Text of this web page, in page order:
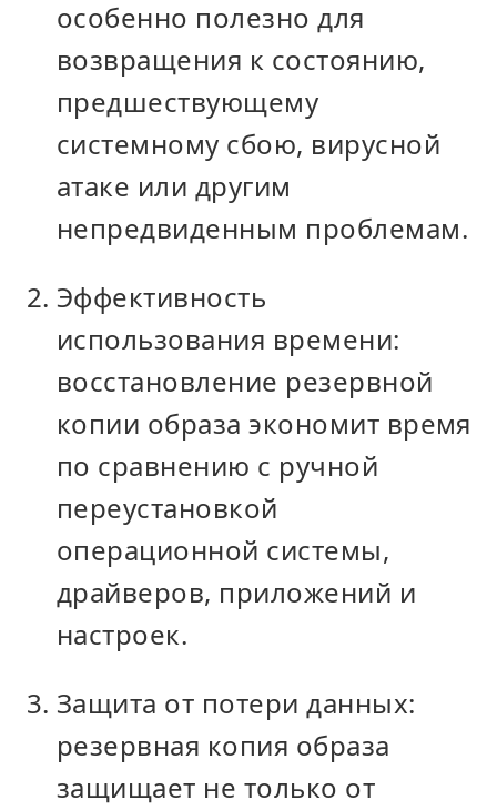
особенно полезно для
возвращения к состоянию,
предшествующему
системному сбою, вирусной
атаке или другим
непредвиденным проблемам.
Эффективность
использования времени:
восстановление резервной
копии образа экономит время
по сравнению с ручной
переустановкой
операционной системы,
драйверов, приложений и
настроек.
Защита от потери данных:
резервная копия образа
защищает не только от